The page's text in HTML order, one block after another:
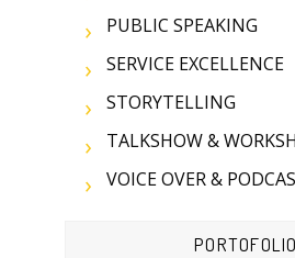
PUBLIC SPEAKING
SERVICE EXCELLENCE
STORYTELLING
TALKSHOW &
VOICE OVER &
PORTOFOLIO